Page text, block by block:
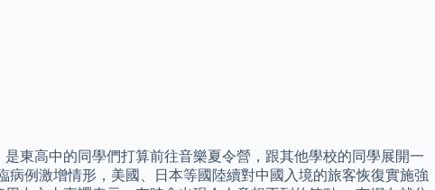
東高中的同學們打算前往音樂夏令營，跟其他學校的同學展開一
例激增情形，美國、日本等國陸續對中國入境的旅客恢復實施強